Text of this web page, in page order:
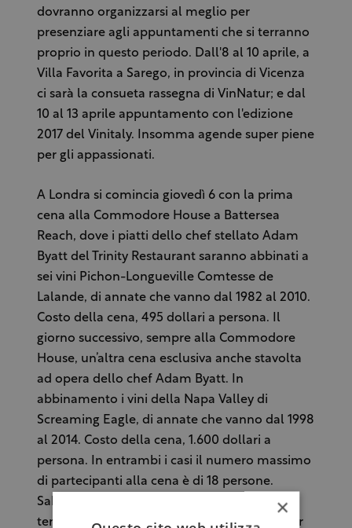
dovranno organizzarsi al meglio per
presenziare agli appuntamenti che si terranno
proprio in questo periodo. Dall'8 al 10 aprile, a
Villa Favorita a Sarego, in provincia di Vicenza
ci sarà la consueta rassegna di VinNatur; e dal
10 al 13 aprile appuntamento con l'edizione
2017 del Vinitaly. Insomma agende super piene
per gli appassionati.
A Londra si comincia giovedì 6 con la prima
cena alla Commodore House a Battersea
Reach, dove i piatti dello chef stellato Adam
Byatt del Trinity Restaurant saranno abbinati a
sei vini Pichon-Longueville Comtesse de
Lalande, di annate che vanno dal 1982 al 2010.
Costo della cena, 495 dollari a persona. Il
giorno successivo, sempre alla Commodore
House, un’altra cena esclusiva anche stavolta
ad opera dello chef Adam Byatt. In
abbinamento i vini della Napa Valley di
Screaming Eagle, di annate che vanno dal 1998
al 2014. Costo della cena, 1.600 dollari a
persona. In entrambi i casi il numero massimo
di partecipanti alla cena è di 18 persone.
Sabato 8 aprile toccherà alle masterclass
tenute dal gotha di Wine Advocate: la Master
×